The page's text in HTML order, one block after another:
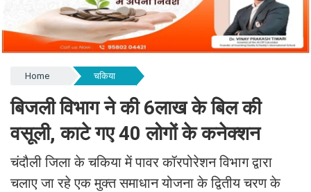
Home चकिया
बिजली विभाग ने की 6लाख के बिल की
वसूली, काटे गए 40 लोगों के कनेक्शन
चंदौली जिला के चकिया में पावर कॉरपोरेशन विभाग द्वारा
चलाए जा रहे एक मुक्त समाधान योजना के द्वितीय चरण के